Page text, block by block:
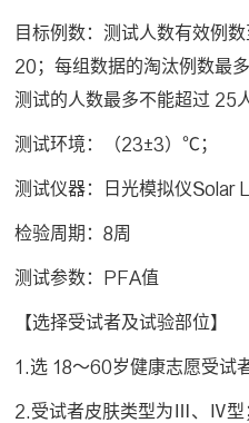
目标例数：测试人数有效例
20；每组数据的淘汰例数最
测试的人数最多不能超过 25人
测试环境：（23±3）℃；
测试仪器：日光模拟仪Solar
检验周期：8周
测试参数：PFA值
【选择受试者及试验部位】
1.选 18～60岁健康志愿受试
2.受试者皮肤类型为Ⅲ、Ⅳ型